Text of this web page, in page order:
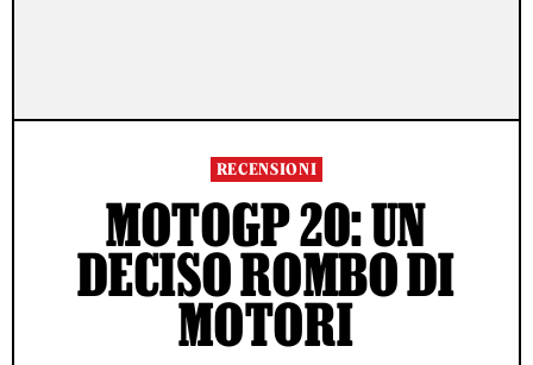
RECENSIONI
MOTOGP 20: UN
DECISO ROMBO DI
MOTORI